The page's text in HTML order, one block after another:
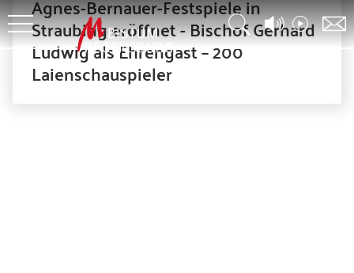
Agnes-Bernauer-Festspiele in
Straubing eröffnet - Bischof Gerhard
Ludwig als Ehrengast – 200
Laienschauspieler